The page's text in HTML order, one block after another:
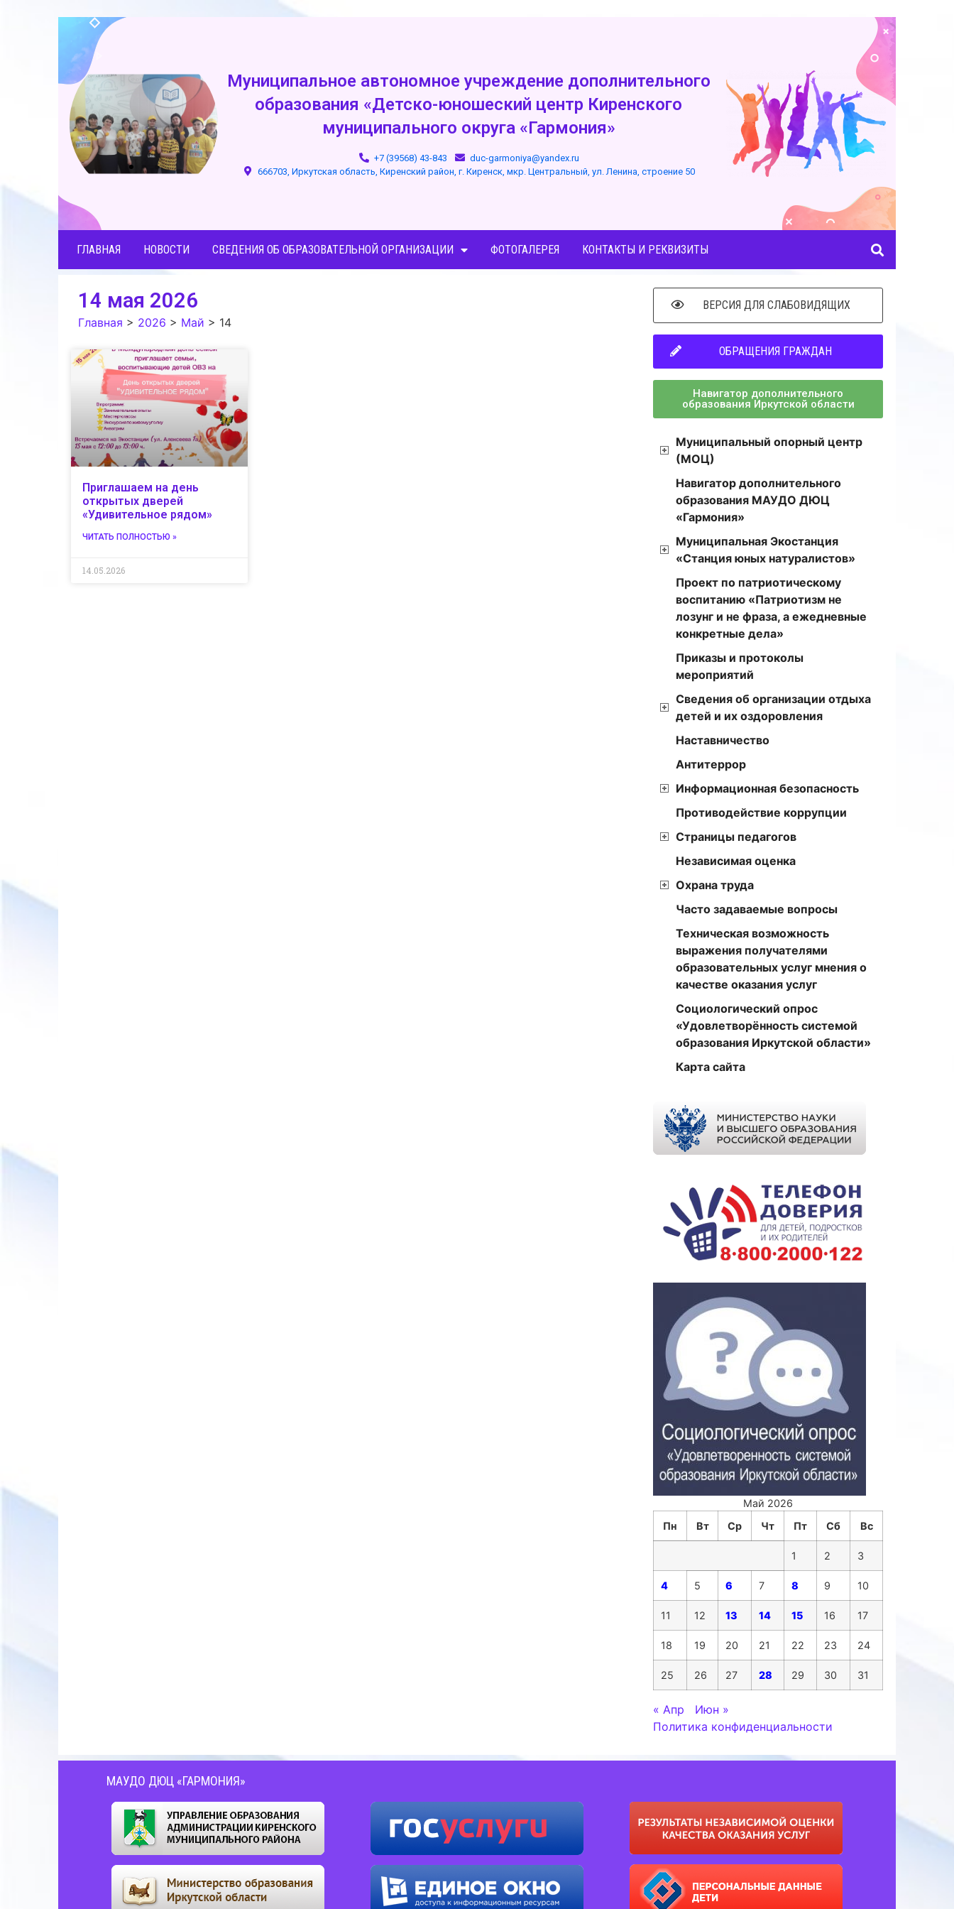
Муниципальное автономное учреждение дополнительного
образования «Детско-юношеский центр Киренского
муниципального округа «Гармония»
+7 (39568) 43-843
duc-garmoniya@yandex.ru
666703, Иркутская область, Киренский район, г. Киренск, мкр. Центральный, ул. Ленина, строение 50
ГЛАВНАЯ НОВОСТИ СВЕДЕНИЯ ОБ ОБРАЗОВАТЕЛЬНОЙ ОРГАНИЗАЦИИ ФОТОГАЛЕРЕЯ КОНТАКТЫ И РЕКВИЗИТЫ
14 мая 2026
Главная > 2026 > Май > 14
Приглашаем на день
открытых дверей
«Удивительное рядом»
ЧИТАТЬ ПОЛНОСТЬЮ »
14.05.2026
ВЕРСИЯ ДЛЯ СЛАБОВИДЯЩИХ
ОБРАЩЕНИЯ ГРАЖДАН
Навигатор дополнительного
образования Иркутской области
Муниципальный опорный центр
(МОЦ)
Навигатор дополнительного
образования МАУДО ДЮЦ
«Гармония»
Муниципальная Экостанция
«Станция юных натуралистов»
Проект по патриотическому
воспитанию «Патриотизм не
лозунг и не фраза, а ежедневные
конкретные дела»
Приказы и протоколы
мероприятий
Сведения об организации отдыха
детей и их оздоровления
Наставничество
Антитеррор
Информационная безопасность
Противодействие коррупции
Страницы педагогов
Независимая оценка
Охрана труда
Часто задаваемые вопросы
Техническая возможность
выражения получателями
образовательных услуг мнения о
качестве оказания услуг
Социологический опрос
«Удовлетворённость системой
образования Иркутской области»
Карта сайта
Май 2026
Пн
Вт Ср Чт Пт Сб Вс
1 2 3
4 5 6 7 8 9 10
11 12 13 14 15 16 17
18 19 20 21 22 23 24
25 26 27 28 29 30 31
« Апр
Июн »
Политика конфиденциальности
МАУДО ДЮЦ «ГАРМОНИЯ»